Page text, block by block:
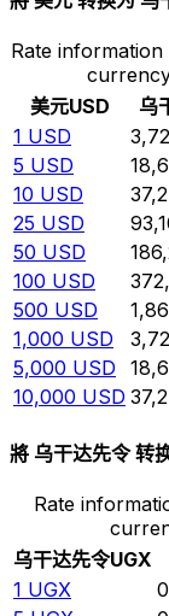
Rate
美元USD 乌
1 USD
5 USD
10 USD
25 USD
50 USD
100 USD
500 USD
1,000 USD
5,000 USD
10,000 USD
將 乌干达先令 转
Rate
乌干达先令UGX
1 UGX